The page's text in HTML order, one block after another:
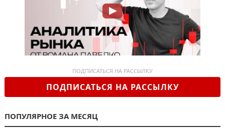
ПОДПИСАТЬСЯ НА РАССЫЛКУ
ПОДПИСАТЬСЯ НА РАССЫЛКУ
ПОПУЛЯРНОЕ ЗА МЕСЯЦ